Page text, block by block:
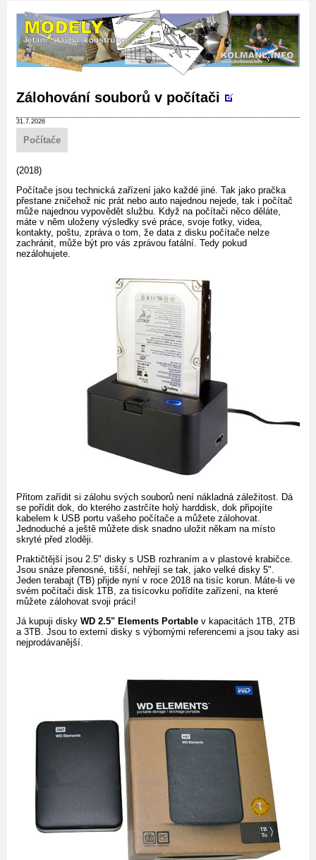
Zálohování souborů v počítači
31.7.2026
Počítače
(2018)
Počítače jsou technická zařízení jako každé jiné. Tak jako pračka
přestane zničehož nic prát nebo auto najednou nejede, tak i počítač
může najednou vypovědět službu. Když na počítači něco děláte,
máte v něm uloženy výsledky své práce, svoje fotky, videa,
kontakty, poštu, zpráva o tom, že data z disku počítače nelze
zachránit, může být pro vás zprávou fatální. Tedy pokud
nezálohujete.
Přitom zařídit si zálohu svých souborů není nákladná záležitost. Dá
se pořídit dok, do kterého zastrčíte holý harddisk, dok připojíte
kabelem k USB portu vašeho počítače a můžete zálohovat.
Jednoduché a ještě můžete disk snadno uložit někam na místo
skryté před zloději.
Praktičtější jsou 2.5" disky s USB rozhraním a v plastové krabičce.
Jsou snáze přenosné, tišší, nehřejí se tak, jako velké disky 5".
Jeden terabajt (TB) přijde nyní v roce 2018 na tisíc korun. Máte-li ve
svém počítači disk 1TB, za tisícovku pořídíte zařízení, na které
můžete zálohovat svoji práci!
Já kupuji disky WD 2.5" Elements Portable v kapacitách 1TB, 2TB
a 3TB. Jsou to externí disky s výbornými referencemi a jsou taky asi
nejprodávanější.